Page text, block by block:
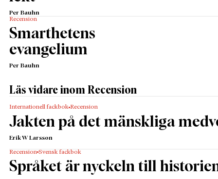
Per Bauhn
Recension
Smarthetens
evangelium
Per Bauhn
Läs vidare inom Recension
Internationell fackbok Recension
Jakten på det mänskliga
Erik W Larsson
Recension Svensk fackbok
Språket är nyckeln till